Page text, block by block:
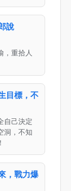
說
，重拾人
目標，不
自己決定
洞，不知
，戰力爆